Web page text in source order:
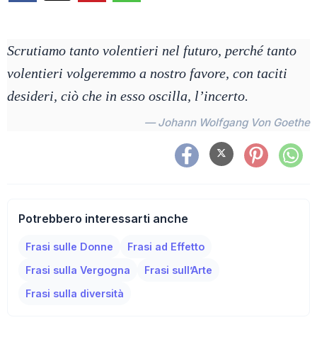
Scrutiamo tanto volentieri nel futuro, perché tanto
volentieri volgeremmo a nostro favore, con taciti
desideri, ciò che in esso oscilla, l’incerto.
— Johann Wolfgang Von Goethe
Potrebbero interessarti anche
Frasi sulle Donne
Frasi ad Effetto
Frasi sulla Vergogna
Frasi sull’Arte
Frasi sulla diversità